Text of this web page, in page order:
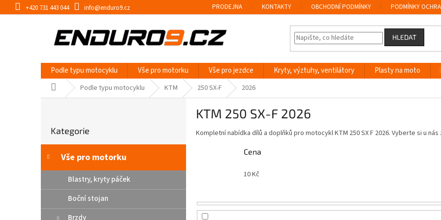
na
+420 731 443 044 info@enduro9.cz PRODEJNA KONTAKTY OBCHODNÍ PODMÍNKY PODMÍNKY
HLEDAT
Podle typu motocyklu Vše pro motorku Vše pro jezdce Kryty, výztuhy, ventilátory Plasty na moto
Domů Podle typu motocyklu KTM 250 SX-F 2026
r
n
í
a
kategorie
Kategorie
Vše pro motorku
Blastry, kryty páček
Boční stojan
Brzdy
KTM 250 SX-F 2026
Kompletní nabídka dílů a doplňků pro motocykl KTM 250 SX F 2026. Vyberte si u
Cena
10Kč